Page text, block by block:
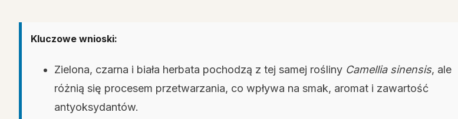
Kluczowe wnioski:
Zielona, czarna i biała herbata pochodzą z tej samej rośliny Camellia sinensis, ale
różnią się procesem przetwarzania, co wpływa na smak, aromat i zawartość
antyoksydantów.